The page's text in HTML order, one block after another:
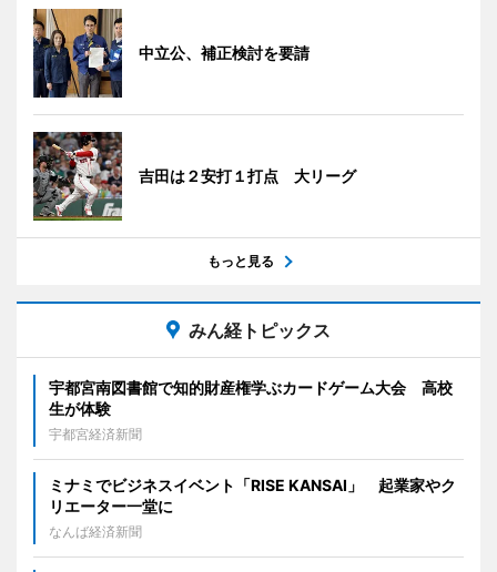
中立公、補正検討を要請
吉田は２安打１打点 大リーグ
もっと見る
みん経トピックス
宇都宮南図書館で知的財産権学ぶカードゲーム大会 高校
生が体験
宇都宮経済新聞
ミナミでビジネスイベント「RISE KANSAI」 起業家やク
リエーター一堂に
なんば経済新聞